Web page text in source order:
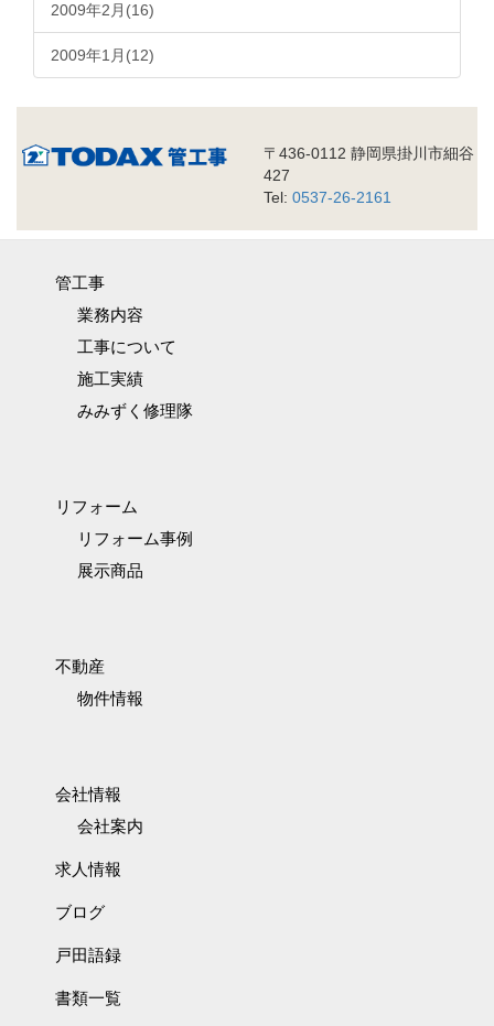
2009年2月(16)
2009年1月(12)
〒436-0112 静岡県掛川市細谷
427
Tel: 0537-26-2161
管工事
業務内容
工事について
施工実績
みみずく修理隊
リフォーム
リフォーム事例
展示商品
不動産
物件情報
会社情報
会社案内
求人情報
ブログ
戸田語録
書類一覧